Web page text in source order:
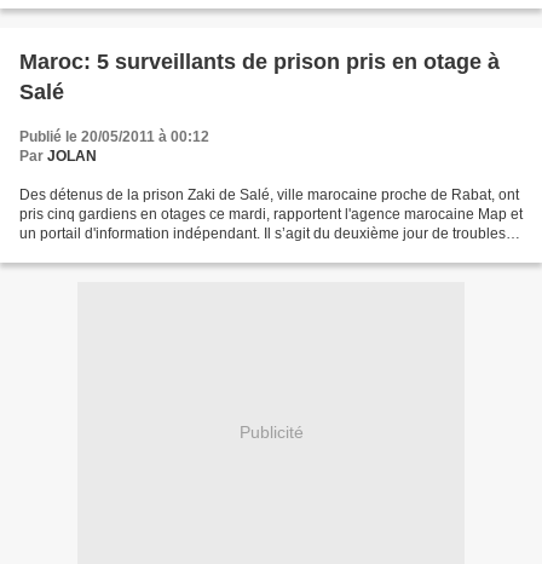
Maroc: 5 surveillants de prison pris en otage à
Salé
Publié le 20/05/2011 à 00:12
Par JOLAN
Des détenus de la prison Zaki de Salé, ville marocaine proche de Rabat, ont
pris cinq gardiens en otages ce mardi, rapportent l'agence marocaine Map et
un portail d'information indépendant. Il s’agit du deuxième jour de troubles
Publicité